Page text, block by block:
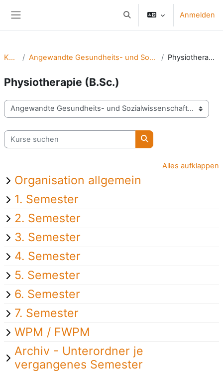
Sucheingabe umschalten
Anmelden
Kurse Angewandte Gesundheits- und Sozialwissenschaften Physiotherapie (B.Sc.)
Physiotherapie (B.Sc.)
Kursbereiche
Kurse suchen
Kurse suchen
Alles aufklappen
Organisation allgemein
1. Semester
2. Semester
3. Semester
4. Semester
5. Semester
6. Semester
7. Semester
WPM / FWPM
Archiv - Unterordner je
vergangenes Semester